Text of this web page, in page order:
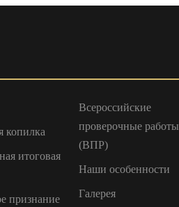
копилка
итоговая
признание
Всероссийские
проверочные работы
(ВПР)
Наши особенности
Галерея